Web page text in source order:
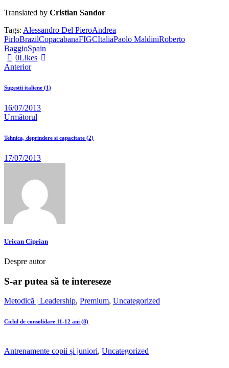
Translated by Cristian Sandor
Tags: Alessandro Del PieroAndrea
PirloBrazilCopacabanaFIGCItaliaPaolo MaldiniRoberto
BaggioSpain
0Likes
Anterior
Sugestii italiene (1)
16/07/2013
Următorul
Tehnica, deprindere si capacitate (2)
17/07/2013
Urican Ciprian
Despre autor
S-ar putea să te intereseze
Metodică | Leadership, Premium, Uncategorized
Ciclul de consolidare 11-12 ani (8)
Antrenamente copii și juniori, Uncategorized